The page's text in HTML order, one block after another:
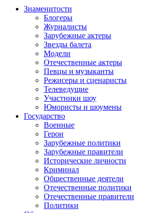
Знаменитости
Блогеры
Журналисты
Зарубежные актеры
Звезды балета
Модели
Отечественные актеры
Певцы и музыканты
Режисеры и сценаристы
Телеведущие
Участники шоу
Юмористы и шоумены
Государство
Военные
Герои
Зарубежные политики
Зарубежные правители
Исторические личности
Криминал
Общественные деятели
Отечественные политики
Отечественные правители
Политики